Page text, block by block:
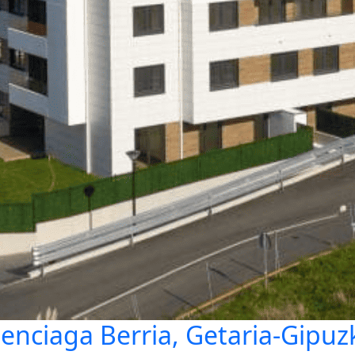
Berria, Getaria-